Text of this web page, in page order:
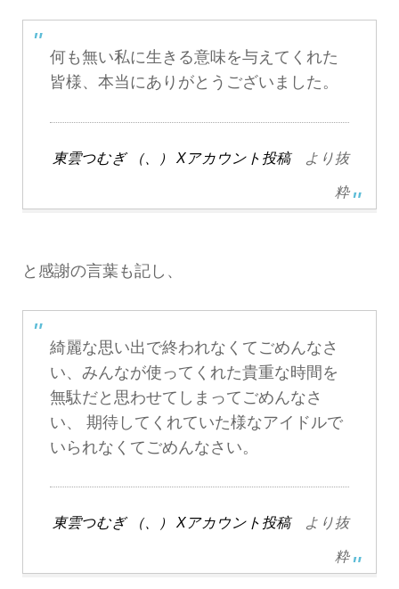
何も無い私に生きる意味を与えてくれた
皆様、本当にありがとうございました。
東雲つむぎ （、） Xアカウント投稿より抜
粋
と感謝の言葉も記し、
綺麗な思い出で終われなくてごめんなさ
い、みんなが使ってくれた貴重な時間を
無駄だと思わせてしまってごめんなさ
い、 期待してくれていた様なアイドルで
いられなくてごめんなさい。
東雲つむぎ （、） Xアカウント投稿より抜
粋